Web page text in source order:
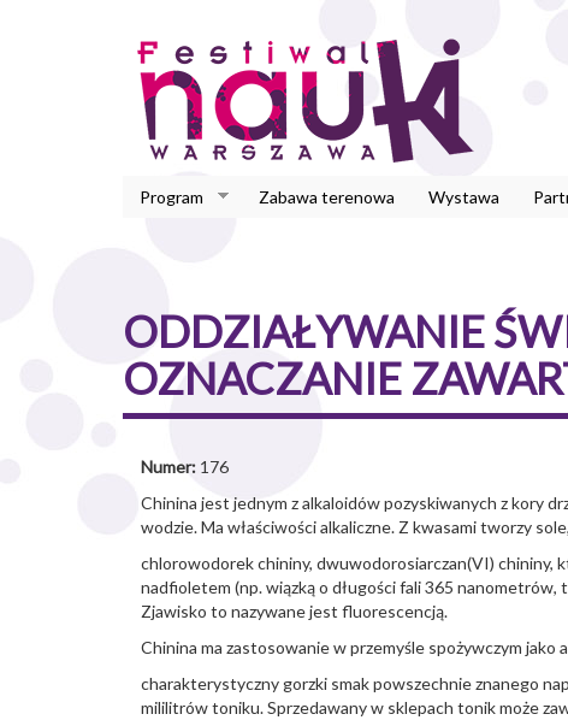
Program Zabawa terenowa Wystawa
ODDZIAŁYWANIE
OZNACZANIE
Numer: 176
Chinina jest jednym z alkaloidów pozyskiwanych z kory
wodzie. Ma właściwości alkaliczne. Z kwasami tworzy
chlorowodorek chininy, dwuwodorosiarczan(VI) chininy,
nadfioletem (np. wiązką o długości fali 365
Zjawisko to nazywane jest fluorescencją.
Chinina ma zastosowanie w przemyśle spożywczym jako
charakterystyczny gorzki smak powszechnie znanego
mililitrów toniku. Sprzedawany w sklepach tonik może